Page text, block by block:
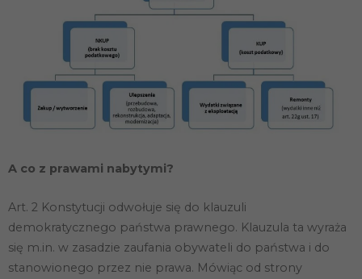
A co z prawami nabytymi?
Art. 2 Konstytucji odwołuje się do klauzuli
demokratycznego państwa prawnego. Klauzula ta wyraża
się m.in. w zasadzie zaufania obywateli do państwa i do
stanowionego przez nie prawa. Mówiąc od strony
opcjonalne. Są
do
funkcjonowania
internetowej.